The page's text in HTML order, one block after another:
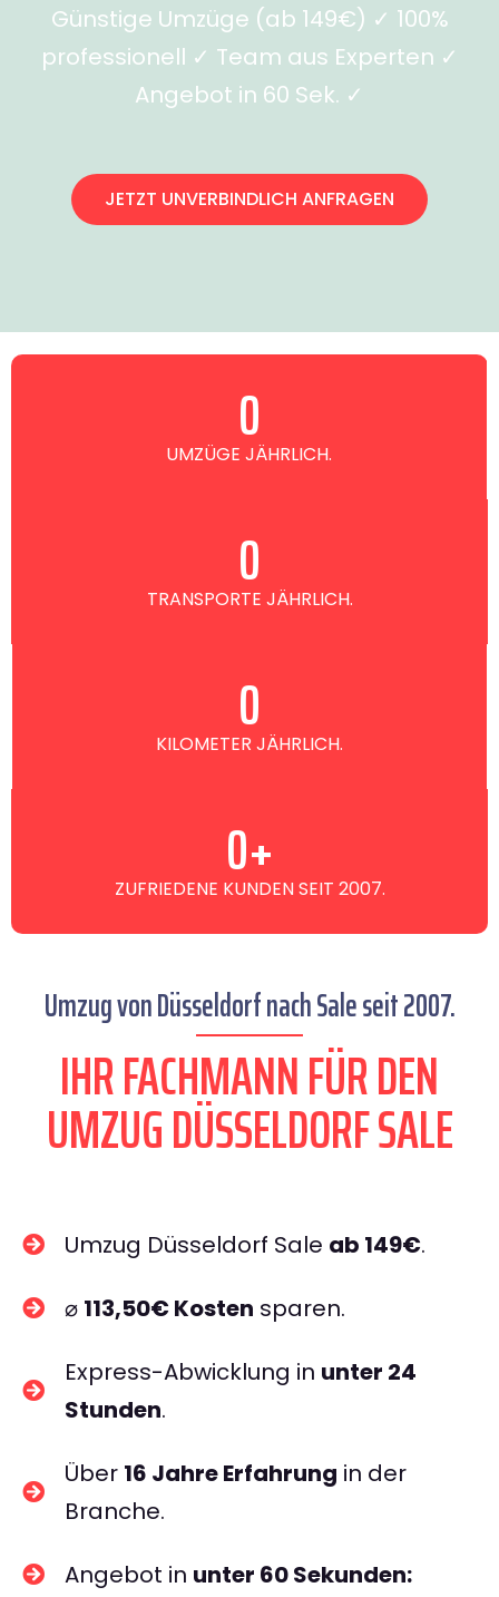
Günstige Umzüge (ab 149€) ✓ 100%
professionell ✓ Team aus Experten ✓
Angebot in 60 Sek. ✓
JETZT UNVERBINDLICH ANFRAGEN
UMZÜGE JÄHRLICH.
0
TRANSPORTE JÄHRLICH.
0
KILOMETER JÄHRLICH.
0
ZUFRIEDENE KUNDEN SEIT 2007.
0+
Umzug von Düsseldorf nach Sale seit 2007.
IHR FACHMANN FÜR DEN
UMZUG DÜSSELDORF SALE
Umzug Düsseldorf Sale ab 149€.
⌀ 113,50€ Kosten sparen.
Express-Abwicklung in unter 24
Stunden.
Über 16 Jahre Erfahrung in der
Branche.
Angebot in unter 60 Sekunden: